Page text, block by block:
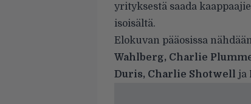
yrityksestä saada
isoisältä.
Elokuvan pääosissa
Wahlberg, Charlie
Duris, Charlie Shotwell ja